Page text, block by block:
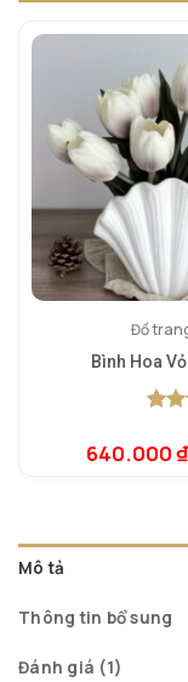
Đồ
Bình Hoa
dựa
640.000₫
Mô tả
Thông tin bổ sung
Đánh giá (1)